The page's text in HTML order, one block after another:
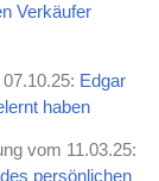
Verkäufer
Edgar
haben
vom 11.03.25:
persönlichen